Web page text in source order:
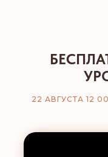
22 АВГУСТА 12